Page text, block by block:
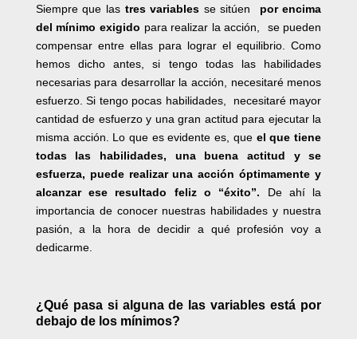
Siempre que las tres variables se sitúen por encima
del mínimo exigido para realizar la acción, se pueden
compensar entre ellas para lograr el equilibrio. Como
hemos dicho antes, si tengo todas las habilidades
necesarias para desarrollar la acción, necesitaré menos
esfuerzo. Si tengo pocas habilidades, necesitaré mayor
cantidad de esfuerzo y una gran actitud para ejecutar la
misma acción. Lo que es evidente es, que el que tiene
todas las habilidades, una buena actitud y se
esfuerza, puede realizar una acción óptimamente y
alcanzar ese resultado feliz o “éxito”. De ahí la
importancia de conocer nuestras habilidades y nuestra
pasión, a la hora de decidir a qué profesión voy a
dedicarme.
¿Qué pasa si alguna de las variables está por
debajo de los mínimos?